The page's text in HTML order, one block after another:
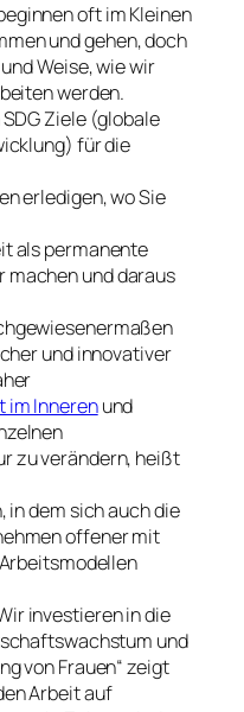
oft im Kleinen
und gehen, doch
Weise, wie wir
werden.
Ziele (globale
für die
erledigen, wo Sie
als permanente
machen und daraus
und innovativer
im Innerenund
zu verändern, heißt
in dem sich auch die
offener mit
investieren in die
und
von Frauen“ zeigt
Arbeit auf